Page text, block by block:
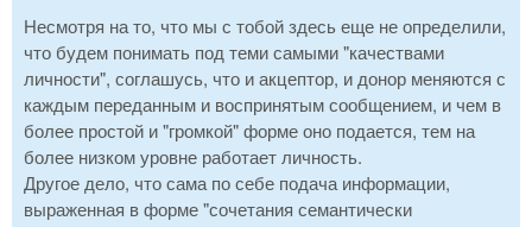
Несмотря на то, что мы с тобой здесь еще не определили,
что будем понимать под теми самыми "качествами
личности", соглашусь, что и акцептор, и донор меняются с
каждым переданным и воспринятым сообщением, и чем в
более простой и "громкой" форме оно подается, тем на
более низком уровне работает личность.
Другое дело, что сама по себе подача информации,
выраженная в форме "сочетания семантически